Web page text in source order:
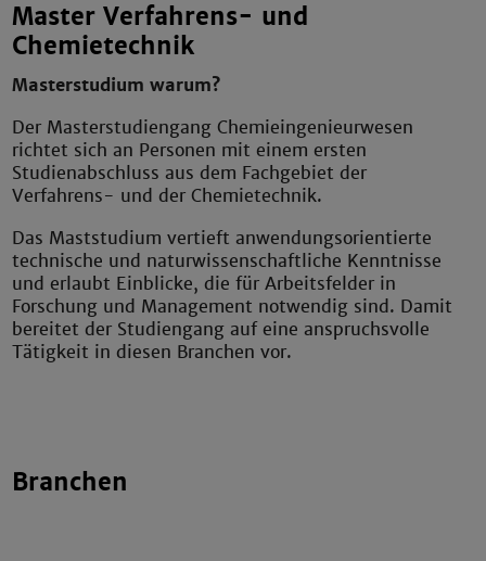
Master Verfahrens- und
Chemietechnik
Masterstudium warum?
Der Masterstudiengang Chemieingenieurwesen
richtet sich an Personen mit einem ersten
Studienabschluss aus dem Fachgebiet der
Verfahrens- und der Chemietechnik.
Das Maststudium vertieft anwendungsorientierte
technische und naturwissenschaftliche Kenntnisse
und erlaubt Einblicke, die für Arbeitsfelder in
Forschung und Management notwendig sind. Damit
bereitet der Studiengang auf eine anspruchsvolle
Tätigkeit in diesen Branchen vor.
Branchen